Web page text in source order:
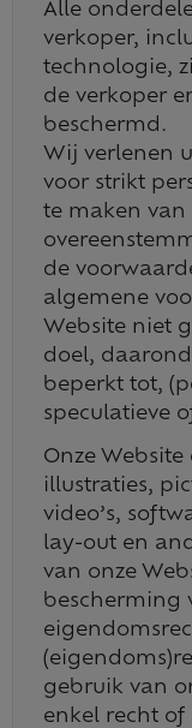
Alle
verkoper,
technologie,
de verkoper
beschermd.
Wij verlenen
voor strikt
te maken van
de
algemene
Website niet
doel,
beperkt tot,
speculatieve
Onze Website
illustraties,
video’s,
lay-out en
van onze
bescherming
gebruik van
enkel recht